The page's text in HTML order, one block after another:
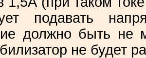
подавать
должно быть не
не будет